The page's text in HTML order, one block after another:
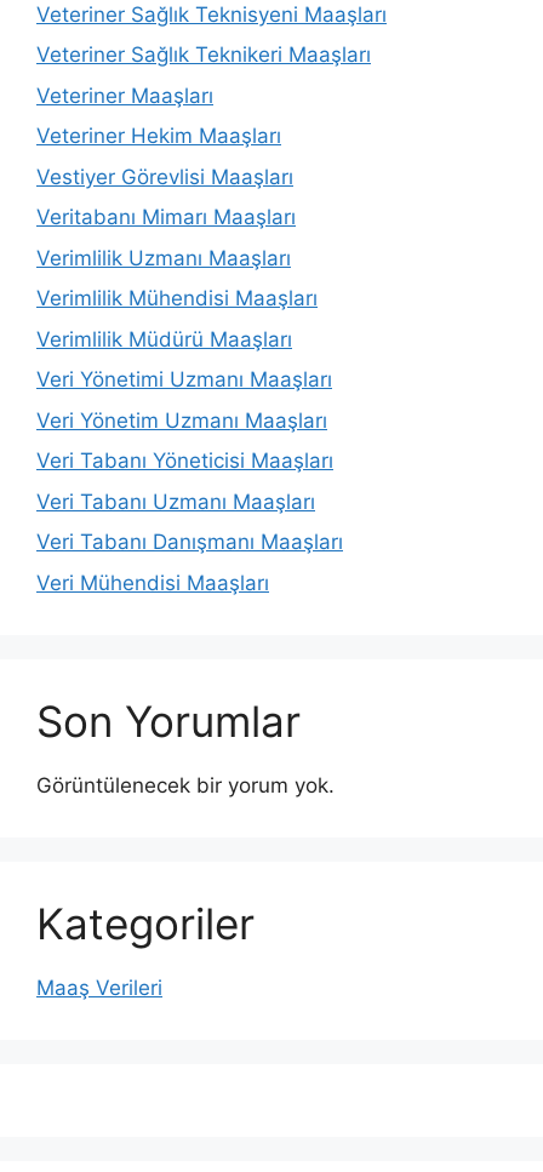
Veteriner Sağlık Teknisyeni Maaşları
Veteriner Sağlık Teknikeri Maaşları
Veteriner Maaşları
Veteriner Hekim Maaşları
Vestiyer Görevlisi Maaşları
Veritabanı Mimarı Maaşları
Verimlilik Uzmanı Maaşları
Verimlilik Mühendisi Maaşları
Verimlilik Müdürü Maaşları
Veri Yönetimi Uzmanı Maaşları
Veri Yönetim Uzmanı Maaşları
Veri Tabanı Yöneticisi Maaşları
Veri Tabanı Uzmanı Maaşları
Veri Tabanı Danışmanı Maaşları
Veri Mühendisi Maaşları
Son Yorumlar
Görüntülenecek bir yorum yok.
Kategoriler
Maaş Verileri